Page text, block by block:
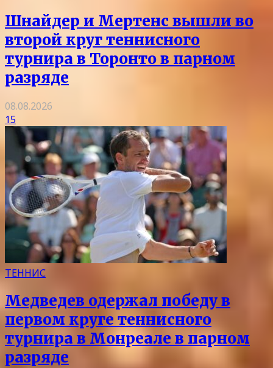
Шнайдер и Мертенс вышли во
второй круг теннисного
турнира в Торонто в парном
разряде
08.08.2026
15
ТЕННИС
Медведев одержал победу в
первом круге теннисного
турнира в Монреале в парном
разряде